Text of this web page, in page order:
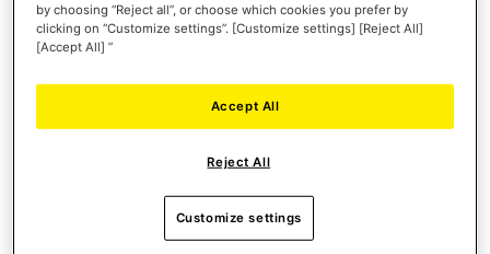
by choosing “Reject all”, or choose which cookies you prefer by
clicking on “Customize settings”. [Customize settings] [Reject All]
[Accept All] ”
Reject All
Accept All
Customize settings